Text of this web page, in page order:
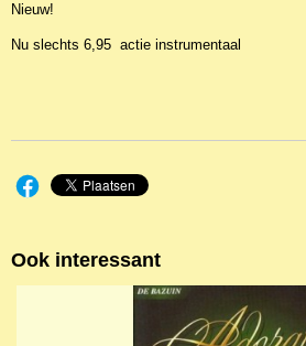
Nieuw!
Nu slechts 6,95 actie instrumentaal
Ook interessant